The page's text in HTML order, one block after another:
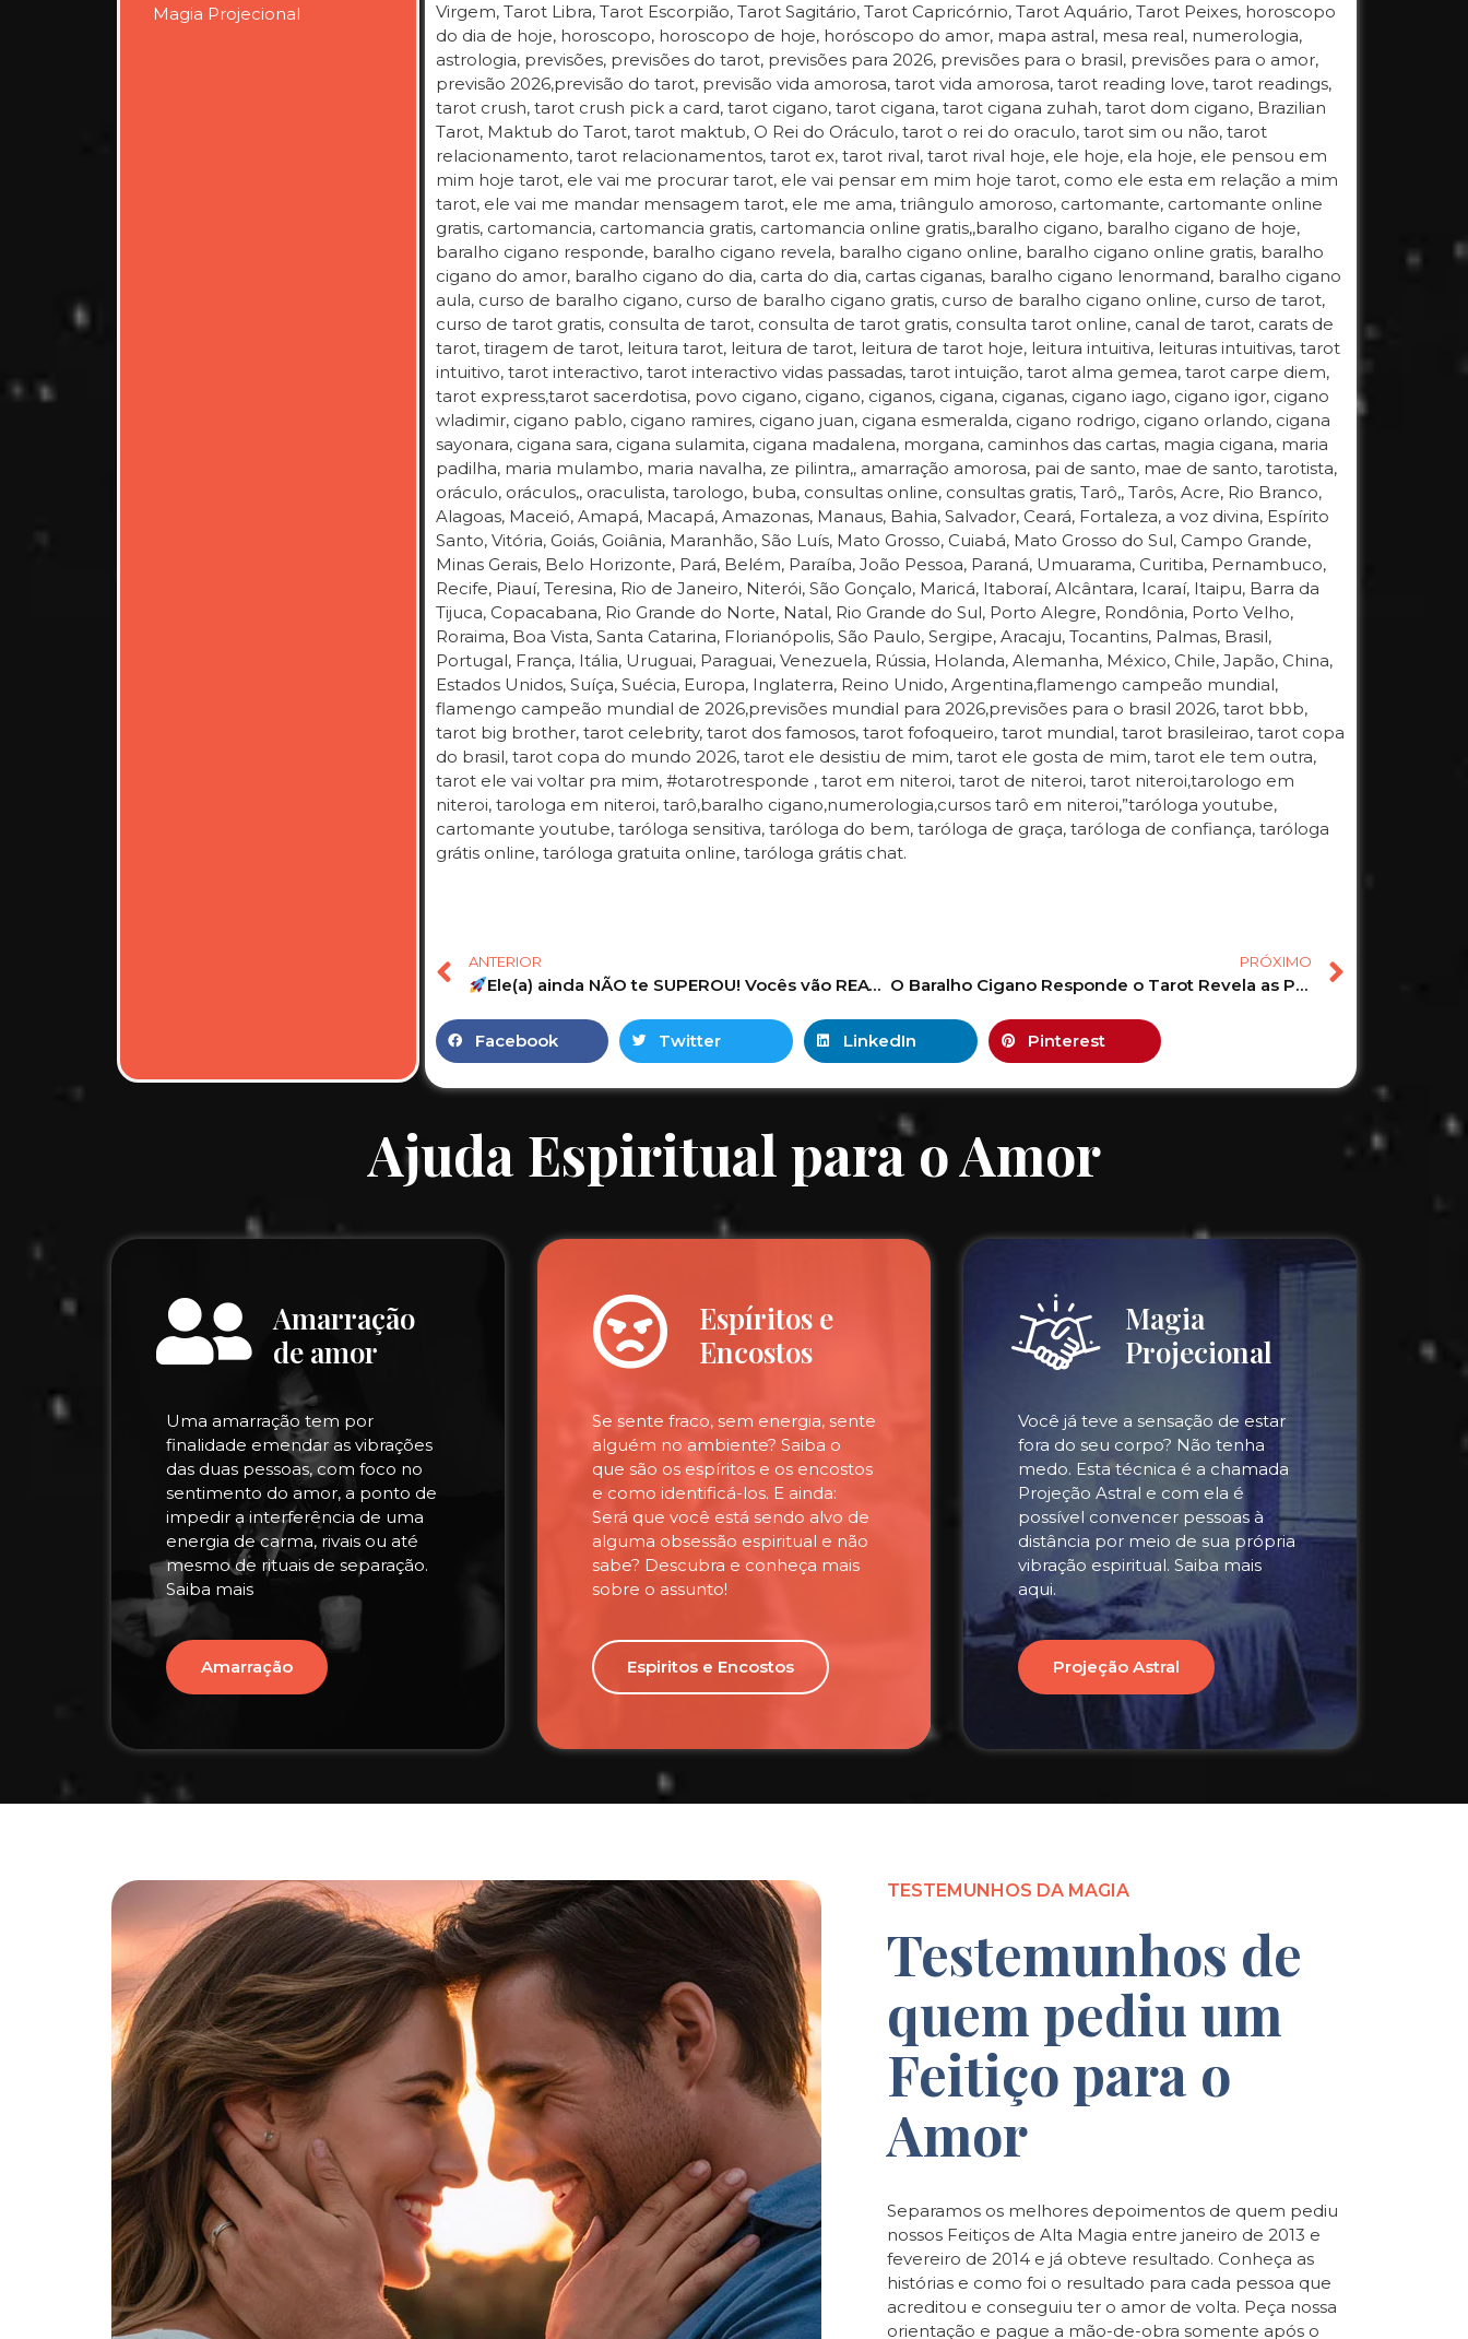
Magia Projecional
Virgem, Tarot Libra, Tarot Escorpião, Tarot Sagitário, Tarot Capricórnio, Tarot Aquário, Tarot Peixes, horoscopo
do dia de hoje, horoscopo, horoscopo de hoje, horóscopo do amor, mapa astral, mesa real, numerologia,
astrologia, previsões, previsões do tarot, previsões para 2026, previsões para o brasil, previsões para o amor,
previsão 2026,previsão do tarot, previsão vida amorosa, tarot vida amorosa, tarot reading love, tarot readings,
tarot crush, tarot crush pick a card, tarot cigano, tarot cigana, tarot cigana zuhah, tarot dom cigano, Brazilian
Tarot, Maktub do Tarot, tarot maktub, O Rei do Oráculo, tarot o rei do oraculo, tarot sim ou não, tarot
relacionamento, tarot relacionamentos, tarot ex, tarot rival, tarot rival hoje, ele hoje, ela hoje, ele pensou em
mim hoje tarot, ele vai me procurar tarot, ele vai pensar em mim hoje tarot, como ele esta em relação a mim
tarot, ele vai me mandar mensagem tarot, ele me ama, triângulo amoroso, cartomante, cartomante online
gratis, cartomancia, cartomancia gratis, cartomancia online gratis,,baralho cigano, baralho cigano de hoje,
baralho cigano responde, baralho cigano revela, baralho cigano online, baralho cigano online gratis, baralho
cigano do amor, baralho cigano do dia, carta do dia, cartas ciganas, baralho cigano lenormand, baralho cigano
aula, curso de baralho cigano, curso de baralho cigano gratis, curso de baralho cigano online, curso de tarot,
curso de tarot gratis, consulta de tarot, consulta de tarot gratis, consulta tarot online, canal de tarot, carats de
tarot, tiragem de tarot, leitura tarot, leitura de tarot, leitura de tarot hoje, leitura intuitiva, leituras intuitivas, tarot
intuitivo, tarot interactivo, tarot interactivo vidas passadas, tarot intuição, tarot alma gemea, tarot carpe diem,
tarot express,tarot sacerdotisa, povo cigano, cigano, ciganos, cigana, ciganas, cigano iago, cigano igor, cigano
wladimir, cigano pablo, cigano ramires, cigano juan, cigana esmeralda, cigano rodrigo, cigano orlando, cigana
sayonara, cigana sara, cigana sulamita, cigana madalena, morgana, caminhos das cartas, magia cigana, maria
padilha, maria mulambo, maria navalha, ze pilintra,, amarração amorosa, pai de santo, mae de santo, tarotista,
oráculo, oráculos,, oraculista, tarologo, buba, consultas online, consultas gratis, Tarô,, Tarôs, Acre, Rio Branco,
Alagoas, Maceió, Amapá, Macapá, Amazonas, Manaus, Bahia, Salvador, Ceará, Fortaleza, a voz divina, Espírito
Santo, Vitória, Goiás, Goiânia, Maranhão, São Luís, Mato Grosso, Cuiabá, Mato Grosso do Sul, Campo Grande,
Minas Gerais, Belo Horizonte, Pará, Belém, Paraíba, João Pessoa, Paraná, Umuarama, Curitiba, Pernambuco,
Recife, Piauí, Teresina, Rio de Janeiro, Niterói, São Gonçalo, Maricá, Itaboraí, Alcântara, Icaraí, Itaipu, Barra da
Tijuca, Copacabana, Rio Grande do Norte, Natal, Rio Grande do Sul, Porto Alegre, Rondônia, Porto Velho,
Roraima, Boa Vista, Santa Catarina, Florianópolis, São Paulo, Sergipe, Aracaju, Tocantins, Palmas, Brasil,
Portugal, França, Itália, Uruguai, Paraguai, Venezuela, Rússia, Holanda, Alemanha, México, Chile, Japão, China,
Estados Unidos, Suíça, Suécia, Europa, Inglaterra, Reino Unido, Argentina,flamengo campeão mundial,
flamengo campeão mundial de 2026,previsões mundial para 2026,previsões para o brasil 2026, tarot bbb,
tarot big brother, tarot celebrity, tarot dos famosos, tarot fofoqueiro, tarot mundial, tarot brasileirao, tarot copa
do brasil, tarot copa do mundo 2026, tarot ele desistiu de mim, tarot ele gosta de mim, tarot ele tem outra,
tarot ele vai voltar pra mim, #otarotresponde , tarot em niteroi, tarot de niteroi, tarot niteroi,tarologo em
niteroi, tarologa em niteroi, tarô,baralho cigano,numerologia,cursos tarô em niteroi,”taróloga youtube,
cartomante youtube, taróloga sensitiva, taróloga do bem, taróloga de graça, taróloga de confiança, taróloga
grátis online, taróloga gratuita online, taróloga grátis chat.
ANTERIOR
Ele(a) ainda NÃO te SUPEROU! Vocês vão REATAR esse RELACIONAMENTO?
PRÓXIMO
O Baralho Cigano Responde o Tarot Revela as Previsões de hoje! #tarot #tarotonline #tarotgratis 3
Facebook Twitter LinkedIn Pinterest
Ajuda Espiritual para o Amor
Amarração
de amor
Uma amarração tem por
finalidade emendar as vibrações
das duas pessoas, com foco no
sentimento do amor, a ponto de
impedir a interferência de uma
energia de carma, rivais ou até
mesmo de rituais de separação.
Saiba mais
Amarração
Espíritos e
Encostos
Se sente fraco, sem energia, sente
alguém no ambiente? Saiba o
que são os espíritos e os encostos
e como identificá-los. E ainda:
Será que você está sendo alvo de
alguma obsessão espiritual e não
sabe? Descubra e conheça mais
sobre o assunto!
Espiritos e Encostos
Magia
Projecional
Você já teve a sensação de estar
fora do seu corpo? Não tenha
medo. Esta técnica é a chamada
Projeção Astral e com ela é
possível convencer pessoas à
distância por meio de sua própria
vibração espiritual. Saiba mais
aqui.
Projeção Astral
TESTEMUNHOS DA MAGIA
Testemunhos de
quem pediu um
Feitiço para o
Amor
Separamos os melhores depoimentos de quem pediu
nossos Feitiços de Alta Magia entre janeiro de 2013 e
fevereiro de 2014 e já obteve resultado. Conheça as
histórias e como foi o resultado para cada pessoa que
acreditou e conseguiu ter o amor de volta. Peça nossa
orientação e pague a mão-de-obra somente após o